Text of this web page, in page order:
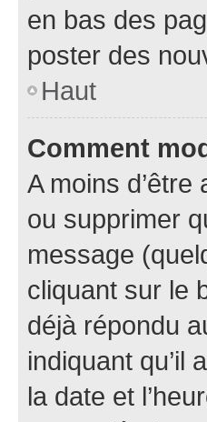
en bas des
poster des
Haut
Comment
A moins
ou supprimer
message
cliquant sur le
déjà répondu
indiquant qu’il
la date et